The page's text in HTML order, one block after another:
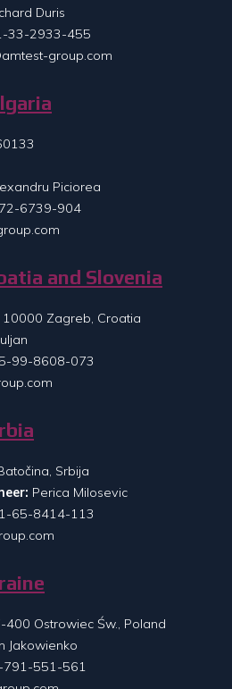
Duris
33-2933-455
group.com
Piciorea
6739-904
and Slovenia
Zagreb, Croatia
99-8608-073
Srbija
Perica Milosevic
65-8414-113
Ostrowiec Św., Poland
Jakowienko
791-551-561